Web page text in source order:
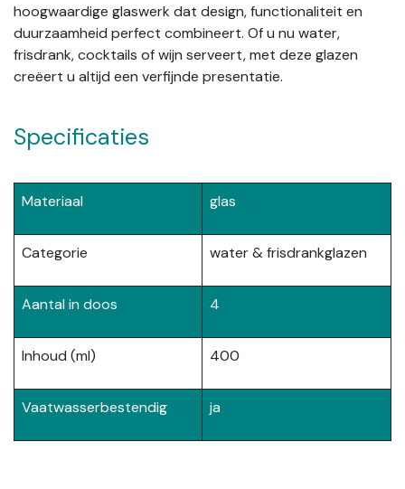
hoogwaardige glaswerk dat design, functionaliteit en
duurzaamheid perfect combineert. Of u nu water,
frisdrank, cocktails of wijn serveert, met deze glazen
creëert u altijd een verfijnde presentatie.
Specificaties
Materiaal glas
Categorie water & frisdrankglazen
Aantal in doos 4
Inhoud (ml) 400
Vaatwasserbestendig ja